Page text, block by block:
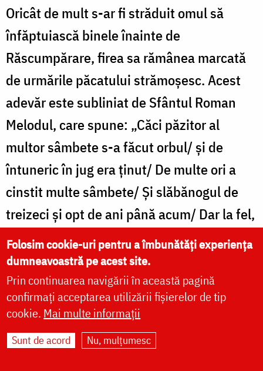
Oricât de mult s-ar fi străduit omul să
înfăptuiască binele înainte de
Răscumpărare, firea sa rămânea marcată
de urmările păcatului strămoșesc. Acest
adevăr este subliniat de Sfântul Roman
Melodul, care spune: „Căci păzitor al
multor sâmbete s-a făcut orbul/ și de
întuneric în jug era ținut/ De multe ori a
cinstit multe sâmbete/ Și slăbănogul de
treizeci și opt de ani până acum/ Dar la fel,
nu s-a tămăduit, din pat nu s-a
sculat”[26]. Aceste cuvinte relevă
imposibilitatea omului de a se mântui prin
puterea proprie, fără ajutorul divin, chiar și
atunci când respectă rânduielile legii.
Folosim cookie-uri pentru a îmbunătăți experiența
dumneavoastră pe acest site.
Prin continuarea navigării în această pagină
confirmați acceptarea utilizării fișierelor de tip
cookie. Mai multe informații
Sunt de acord Nu, mulțumesc